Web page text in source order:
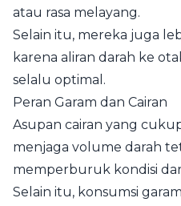
atau rasa melayang.
Selain itu, mereka juga
karena aliran darah ke
selalu optimal.
Peran Garam dan Cairan
Asupan cairan yang
menjaga volume darah
memperburuk kondisi
Selain itu, konsumsi